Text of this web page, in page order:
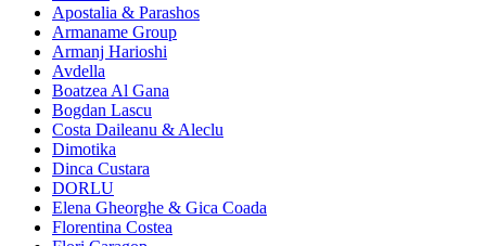
Apostalia & Parashos
Armaname Group
Armanj Harioshi
Avdella
Boatzea Al Gana
Bogdan Lascu
Costa Daileanu & Aleclu
Dimotika
Dinca Custara
DORLU
Elena Gheorghe & Gica Coada
Florentina Costea